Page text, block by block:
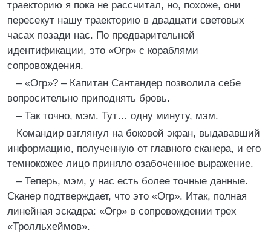
траекторию я пока не рассчитал, но, похоже, они
пересекут нашу траекторию в двадцати световых
часах позади нас. По предварительной
идентификации, это «Огр» с кораблями
сопровождения.
– «Огр»? – Капитан Сантандер позволила себе
вопросительно приподнять бровь.
– Так точно, мэм. Тут… одну минуту, мэм.
Командир взглянул на боковой экран, выдававший
информацию, полученную от главного сканера, и его
темнокожее лицо приняло озабоченное выражение.
– Теперь, мэм, у нас есть более точные данные.
Сканер подтверждает, что это «Огр». Итак, полная
линейная эскадра: «Огр» в сопровождении трех
«Тролльхеймов».